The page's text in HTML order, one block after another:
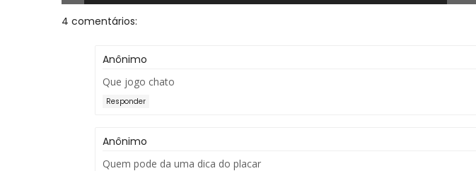
4 comentários:
Anônimo
Que jogo chato
Responder
Anônimo
Quem pode da uma dica do placar